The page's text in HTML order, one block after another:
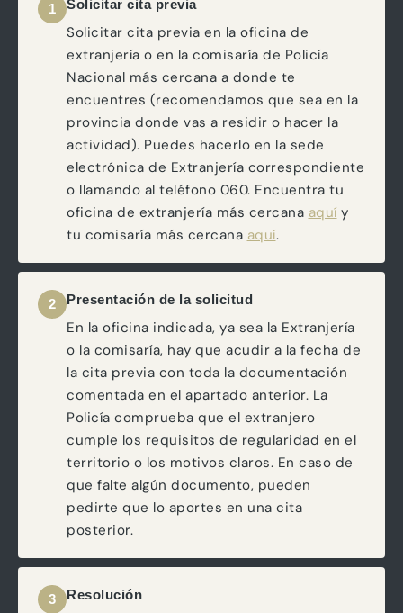
1 Solicitar cita previa
Solicitar cita previa en la oficina de
extranjería o en la comisaría de Policía
Nacional más cercana a donde te
encuentres (recomendamos que sea en la
provincia donde vas a residir o hacer la
actividad). Puedes hacerlo en la sede
electrónica de Extranjería correspondiente
o llamando al teléfono 060. Encuentra tu
oficina de extranjería más cercana aquíy
tu comisaría más cercana aquí.
2 Presentación de la solicitud
En la oficina indicada, ya sea la Extranjería
o la comisaría, hay que acudir a la fecha de
la cita previa con toda la documentación
comentada en el apartado anterior. La
Policía comprueba que el extranjero
cumple los requisitos de regularidad en el
territorio o los motivos claros. En caso de
que falte algún documento, pueden
pedirte que lo aportes en una cita
posterior.
3 Resolución